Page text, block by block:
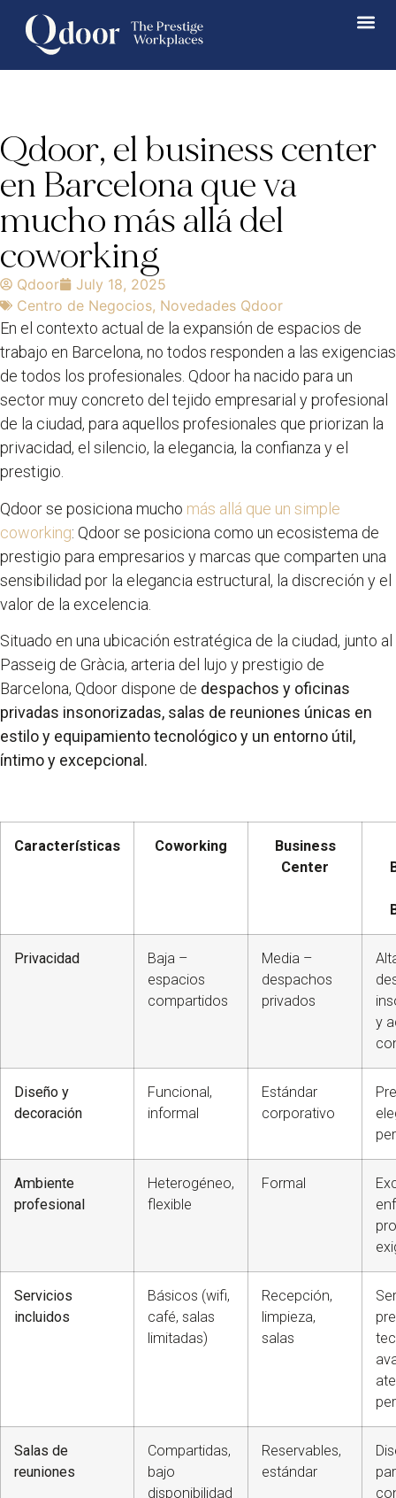
Qdoor, el business center
en Barcelona que va
mucho más allá del
coworking
Qdoor
July 18, 2025
Centro de Negocios, Novedades Qdoor
En el contexto actual de la expansión de espacios de
trabajo en Barcelona, no todos responden a las exigencias
de todos los profesionales. Qdoor ha nacido para un
sector muy concreto del tejido empresarial y profesional
de la ciudad, para aquellos profesionales que priorizan la
privacidad, el silencio, la elegancia, la confianza y el
prestigio.
Qdoor se posiciona mucho más allá que un simple
coworking: Qdoor se posiciona como un ecosistema de
prestigio para empresarios y marcas que comparten una
sensibilidad por la elegancia estructural, la discreción y el
valor de la excelencia.
Situado en una ubicación estratégica de la ciudad, junto al
Passeig de Gràcia, arteria del lujo y prestigio de
Barcelona, Qdoor dispone de despachos y oficinas
privadas insonorizadas, salas de reuniones únicas en
estilo y equipamiento tecnológico y un entorno útil,
íntimo y excepcional.
Características Coworking
Business
Center
Privacidad
Baja –
espacios
compartidos
Media –
despachos
privados
y
Diseño y
decoración
Funcional,
informal
Estándar
corporativo
Ambiente
profesional
Heterogéneo,
flexible
Formal
Servicios
incluidos
Básicos (wifi,
café, salas
limitadas)
Recepción,
limpieza,
salas
Salas de
reuniones
Compartidas,
bajo
disponibilidad
Reservables,
estándar